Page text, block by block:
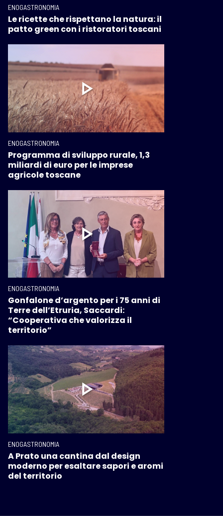
ENOGASTRONOMIA
Le ricette che rispettano la natura: il
patto green con i ristoratori toscani
ENOGASTRONOMIA
Programma di sviluppo rurale, 1,3
miliardi di euro per le imprese
agricole toscane
ENOGASTRONOMIA
Gonfalone d’argento per i 75 anni di
Terre dell’Etruria, Saccardi:
“Cooperativa che valorizza il
territorio”
ENOGASTRONOMIA
A Prato una cantina dal design
moderno per esaltare sapori e aromi
del territorio